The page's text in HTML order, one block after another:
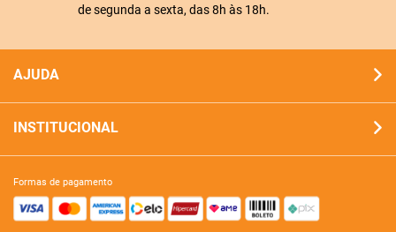
de segunda a sexta, das 8h às 18h.
AJUDA
INSTITUCIONAL
formas de pagamento